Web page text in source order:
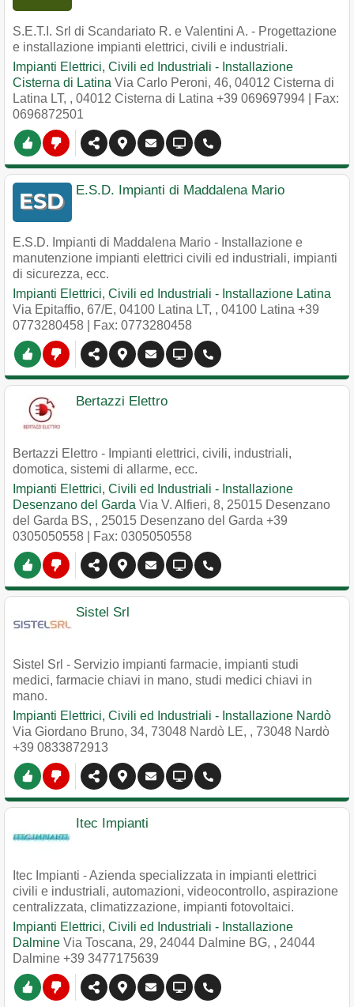
S.E.T.I. Srl di Scandariato R. e Valentini A. - Progettazione
e installazione impianti elettrici, civili e industriali.
Impianti Elettrici, Civili ed Industriali - Installazione
Cisterna di Latina Via Carlo Peroni, 46, 04012 Cisterna di
Latina LT, , 04012 Cisterna di Latina +39 069697994 | Fax:
0696872501
E.S.D. Impianti di Maddalena Mario
E.S.D. Impianti di Maddalena Mario - Installazione e
manutenzione impianti elettrici civili ed industriali, impianti
di sicurezza, ecc.
Impianti Elettrici, Civili ed Industriali - Installazione Latina
Via Epitaffio, 67/E, 04100 Latina LT, , 04100 Latina +39
0773280458 | Fax: 0773280458
Bertazzi Elettro
Bertazzi Elettro - Impianti elettrici, civili, industriali,
domotica, sistemi di allarme, ecc.
Impianti Elettrici, Civili ed Industriali - Installazione
Desenzano del Garda Via V. Alfieri, 8, 25015 Desenzano
del Garda BS, , 25015 Desenzano del Garda +39
0305050558 | Fax: 0305050558
Sistel Srl
Sistel Srl - Servizio impianti farmacie, impianti studi
medici, farmacie chiavi in mano, studi medici chiavi in
mano.
Impianti Elettrici, Civili ed Industriali - Installazione Nardò
Via Giordano Bruno, 34, 73048 Nardò LE, , 73048 Nardò
+39 0833872913
Itec Impianti
Itec Impianti - Azienda specializzata in impianti elettrici
civili e industriali, automazioni, videocontrollo, aspirazione
centralizzata, climatizzazione, impianti fotovoltaici.
Impianti Elettrici, Civili ed Industriali - Installazione
Dalmine Via Toscana, 29, 24044 Dalmine BG, , 24044
Dalmine +39 3477175639